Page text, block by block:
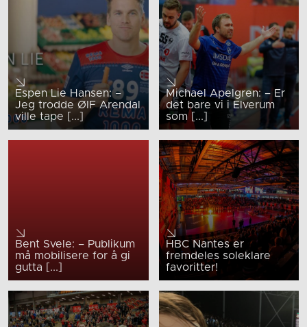
Espen Lie Hansen: –
Jeg trodde ØIF Arendal
ville tape [...]
Michael Apelgren: – Er
det bare vi i Elverum
som [...]
Bent Svele: – Publikum
må mobilisere for å gi
gutta [...]
HBC Nantes er
fremdeles soleklare
favoritter!